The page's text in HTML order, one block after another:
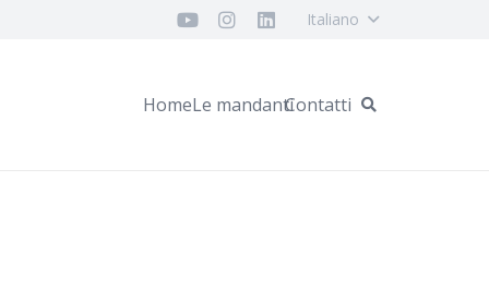
Italiano
HomeLe mandantiContatti